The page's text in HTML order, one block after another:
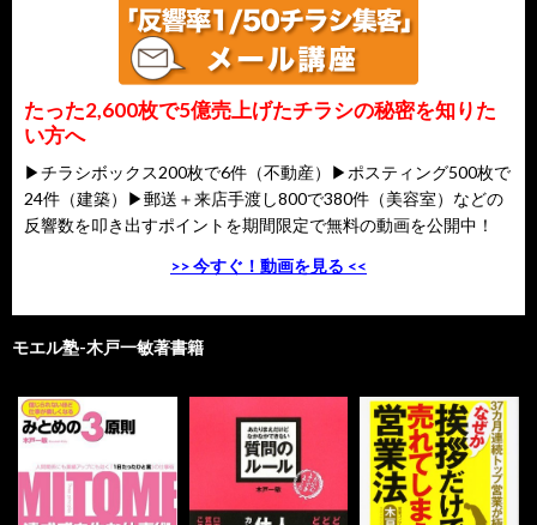
たった2,600枚で5億売上げたチラシの秘密を知りた
い方へ
▶チラシボックス200枚で6件（不動産）▶ポスティング500枚で
24件（建築）▶郵送＋来店手渡し800で380件（美容室）などの
反響数を叩き出すポイントを期間限定で無料の動画を公開中！
>> 今すぐ！動画を見る <<
モエル塾-木戸一敏著書籍